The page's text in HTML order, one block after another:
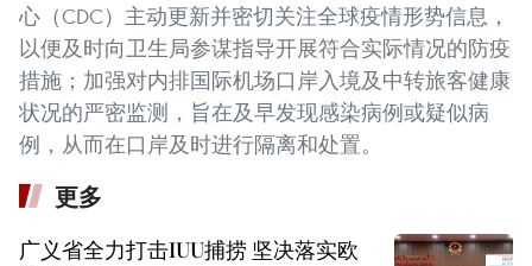
心（CDC）主动更新并密切关注全球疫情形势信息，
以便及时向卫生局参谋指导开展符合实际情况的防疫
措施；加强对内排国际机场口岸入境及中转旅客健康
状况的严密监测，旨在及早发现感染病例或疑似病
例，从而在口岸及时进行隔离和处置。
更多
广义省全力打击IUU捕捞 坚决落实欧